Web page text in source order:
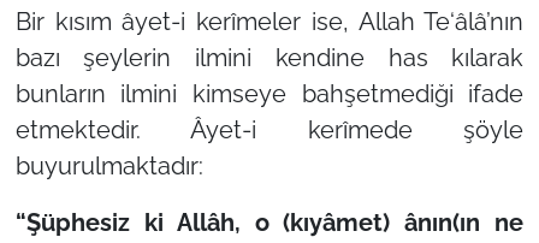
Bir kısım âyet-i kerîmeler ise, Allah Te‘âlâ’nın
bazı şeylerin ilmini kendine has kılarak
bunların ilmini kimseye bahşetmediği ifade
etmektedir. Âyet-i kerîmede şöyle
buyurulmaktadır:
“Şüphesiz ki Allâh, o (kıyâmet) ânın(ın ne